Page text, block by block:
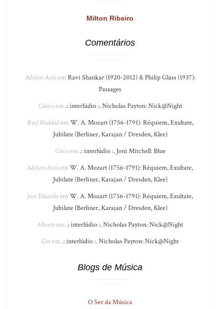
Milton Ribeiro
Comentários
Adilson Assisem Ravi Shankar (1920-2012) & Philip Glass (1937):
Passages
Cássioem .: interlúdio :. Nicholas Payton: Nick@Night
Raif Haddadem W. A. Mozart (1756-1791): Réquiem, Exultate,
Jubilate (Berliner, Karajan / Dresden, Klee)
Ciscoem .: interlúdio :. Joni Mitchell: Blue
Adilson Assisem W. A. Mozart (1756-1791): Réquiem, Exultate,
Jubilate (Berliner, Karajan / Dresden, Klee)
José Eduardoem W. A. Mozart (1756-1791): Réquiem, Exultate,
Jubilate (Berliner, Karajan / Dresden, Klee)
Albertoem .: interlúdio :. Nicholas Payton: Nick@Night
Geeem .: interlúdio :. Nicholas Payton: Nick@Night
Blogs de Música
O Ser da Música